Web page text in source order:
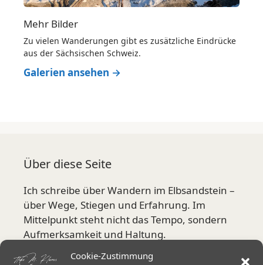
Cookie-Zustimmung
Mehr Bilder
Zu vielen Wanderungen gibt es zusätzliche Eindrücke
aus der Sächsischen Schweiz.
Galerien ansehen →
Über diese Seite
Ich schreibe über Wandern im Elbsandstein –
über Wege, Stiegen und Erfahrung. Im
Mittelpunkt steht nicht das Tempo, sondern
Aufmerksamkeit und Haltung.